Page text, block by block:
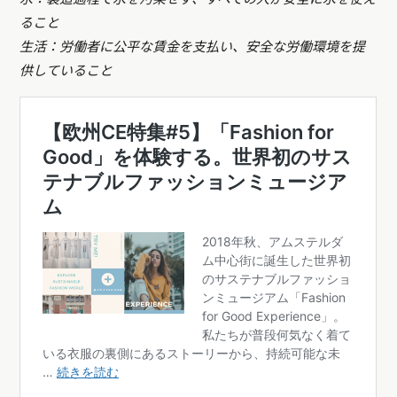
ること
生活：労働者に公平な賃金を支払い、安全な労働環境を提
供していること